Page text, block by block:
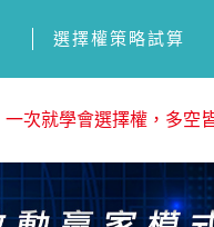
選擇權策略試算
一次就學會選擇權，多空